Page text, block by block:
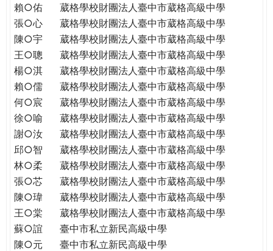
賴○佑
葳格學校財團法人臺中市葳格高級中學
張○心
葳格學校財團法人臺中市葳格高級中學
陳○宇
葳格學校財團法人臺中市葳格高級中學
王○聰
葳格學校財團法人臺中市葳格高級中學
楊○淇
葳格學校財團法人臺中市葳格高級中學
賴○儒
葳格學校財團法人臺中市葳格高級中學
何○宸
葳格學校財團法人臺中市葳格高級中學
徐○喻
葳格學校財團法人臺中市葳格高級中學
謝○汝
葳格學校財團法人臺中市葳格高級中學
邱○智
葳格學校財團法人臺中市葳格高級中學
林○柔
葳格學校財團法人臺中市葳格高級中學
張○芯
葳格學校財團法人臺中市葳格高級中學
陳○瑋
葳格學校財團法人臺中市葳格高級中學
王○棠
葳格學校財團法人臺中市葳格高級中學
蘇○誼
臺中市私立新民高級中學
陳○元
臺中市私立新民高級中學